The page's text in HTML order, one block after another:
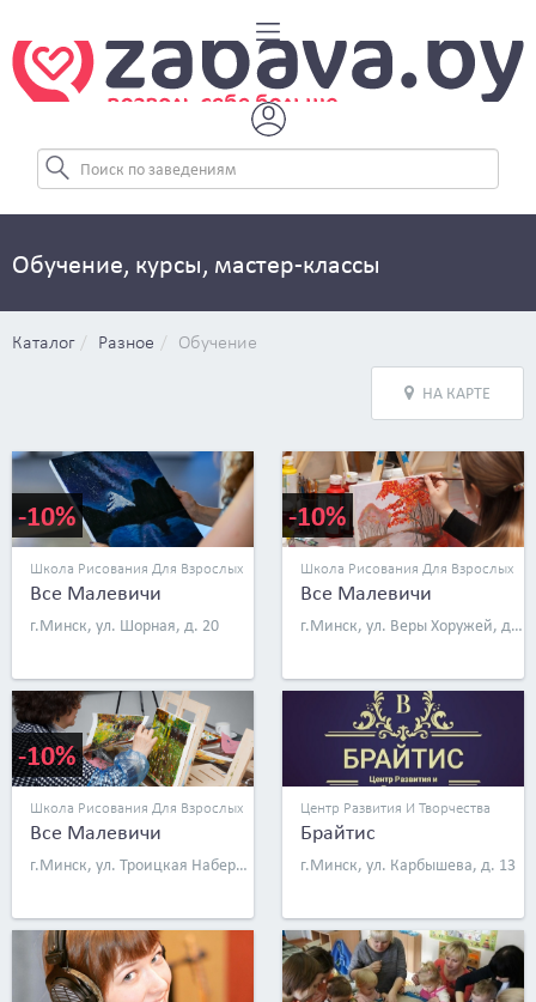
Обучение, курсы, мастер-классы
Каталог Разное Обучение
НА КАРТЕ
-10%
Школа Рисования Для Взрослых
Все Малевичи
г.Минск, ул. Шорная, д. 20
-10%
Школа Рисования Для Взрослых
Все Малевичи
г.Минск, ул. Веры Хоружей, д. 29
-10%
Школа Рисования Для Взрослых
Все Малевичи
г.Минск, ул. Троицкая Набережная, д. 8
Центр Развития И Творчества
Брайтис
г.Минск, ул. Карбышева, д. 13